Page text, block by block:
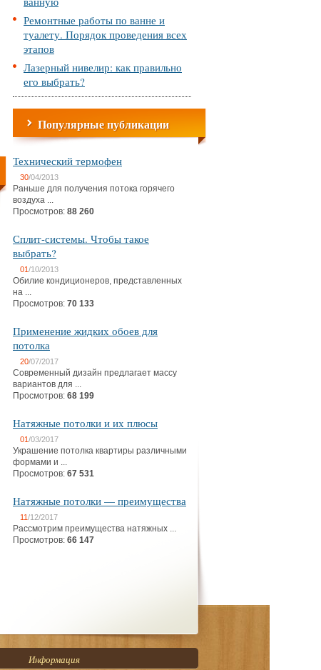
Ремонтные работы по ванне и
туалету. Порядок проведения всех
этапов
Лазерный нивелир: как правильно
его выбрать?
Популярные публикации
Технический термофен
30/04/2013
Раньше для получения потока горячего
воздуха ...
Просмотров: 88 260
Сплит-системы. Чтобы такое
выбрать?
01/10/2013
Обилие кондиционеров, представленных
на ...
Просмотров: 70 133
Применение жидких обоев для
потолка
20/07/2017
Современный дизайн предлагает массу
вариантов для ...
Просмотров: 68 199
Натяжные потолки и их плюсы
01/03/2017
Украшение потолка квартиры различными
формами и ...
Просмотров: 67 531
Натяжные потолки — преимущества
11/12/2017
Рассмотрим преимущества натяжных ...
Просмотров: 66 147
Информация